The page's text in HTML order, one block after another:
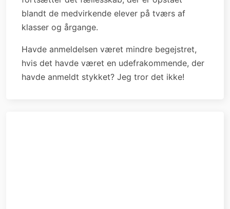
blandt de medvirkende elever på tværs af
klasser og årgange.
Havde anmeldelsen været mindre begejstret,
hvis det havde været en udefrakommende, der
havde anmeldt stykket? Jeg tror det ikke!